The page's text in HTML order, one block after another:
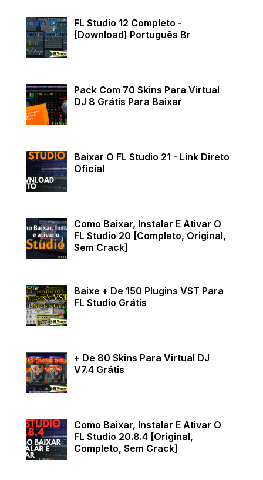
FL Studio 12 Completo -
[Download] Português Br
Pack Com 70 Skins Para Virtual
DJ 8 Grátis Para Baixar
Baixar O FL Studio 21 - Link Direto
Oficial
Como Baixar, Instalar E Ativar O
FL Studio 20 [Completo, Original,
Sem Crack]
Baixe + De 150 Plugins VST Para
FL Studio Grátis
+ De 80 Skins Para Virtual DJ
V7.4 Grátis
Como Baixar, Instalar E Ativar O
FL Studio 20.8.4 [Original,
Completo, Sem Crack]